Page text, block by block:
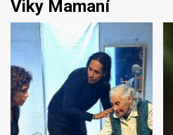
Viky Mamaní